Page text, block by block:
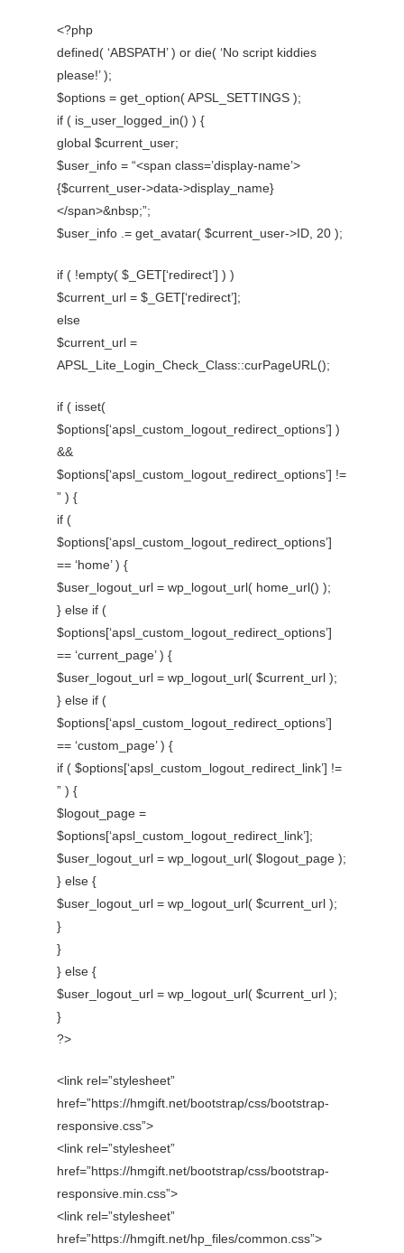
<?php
defined( ‘ABSPATH’ ) or die( ‘No script kiddies
please!’ );
$options = get_option( APSL_SETTINGS );
if ( is_user_logged_in() ) {
global $current_user;
$user_info = “<span class=’display-name’>
{$current_user->data->display_name}
</span>&nbsp;”;
$user_info .= get_avatar( $current_user->ID, 20 );
if ( !empty( $_GET[‘redirect’] ) )
$current_url = $_GET[‘redirect’];
else
$current_url =
APSL_Lite_Login_Check_Class::curPageURL();
if ( isset(
$options[‘apsl_custom_logout_redirect_options’] )
&&
$options[‘apsl_custom_logout_redirect_options’] !=
” ) {
if (
$options[‘apsl_custom_logout_redirect_options’]
== ‘home’ ) {
$user_logout_url = wp_logout_url( home_url() );
} else if (
$options[‘apsl_custom_logout_redirect_options’]
== ‘current_page’ ) {
$user_logout_url = wp_logout_url( $current_url );
} else if (
$options[‘apsl_custom_logout_redirect_options’]
== ‘custom_page’ ) {
if ( $options[‘apsl_custom_logout_redirect_link’] !=
” ) {
$logout_page =
$options[‘apsl_custom_logout_redirect_link’];
$user_logout_url = wp_logout_url( $logout_page );
} else {
$user_logout_url = wp_logout_url( $current_url );
}
}
} else {
$user_logout_url = wp_logout_url( $current_url );
}
?>
<link rel=”stylesheet”
href=”https://hmgift.net/bootstrap/css/bootstrap-
responsive.css”>
<link rel=”stylesheet”
href=”https://hmgift.net/bootstrap/css/bootstrap-
responsive.min.css”>
<link rel=”stylesheet”
href=”https://hmgift.net/hp_files/common.css”>